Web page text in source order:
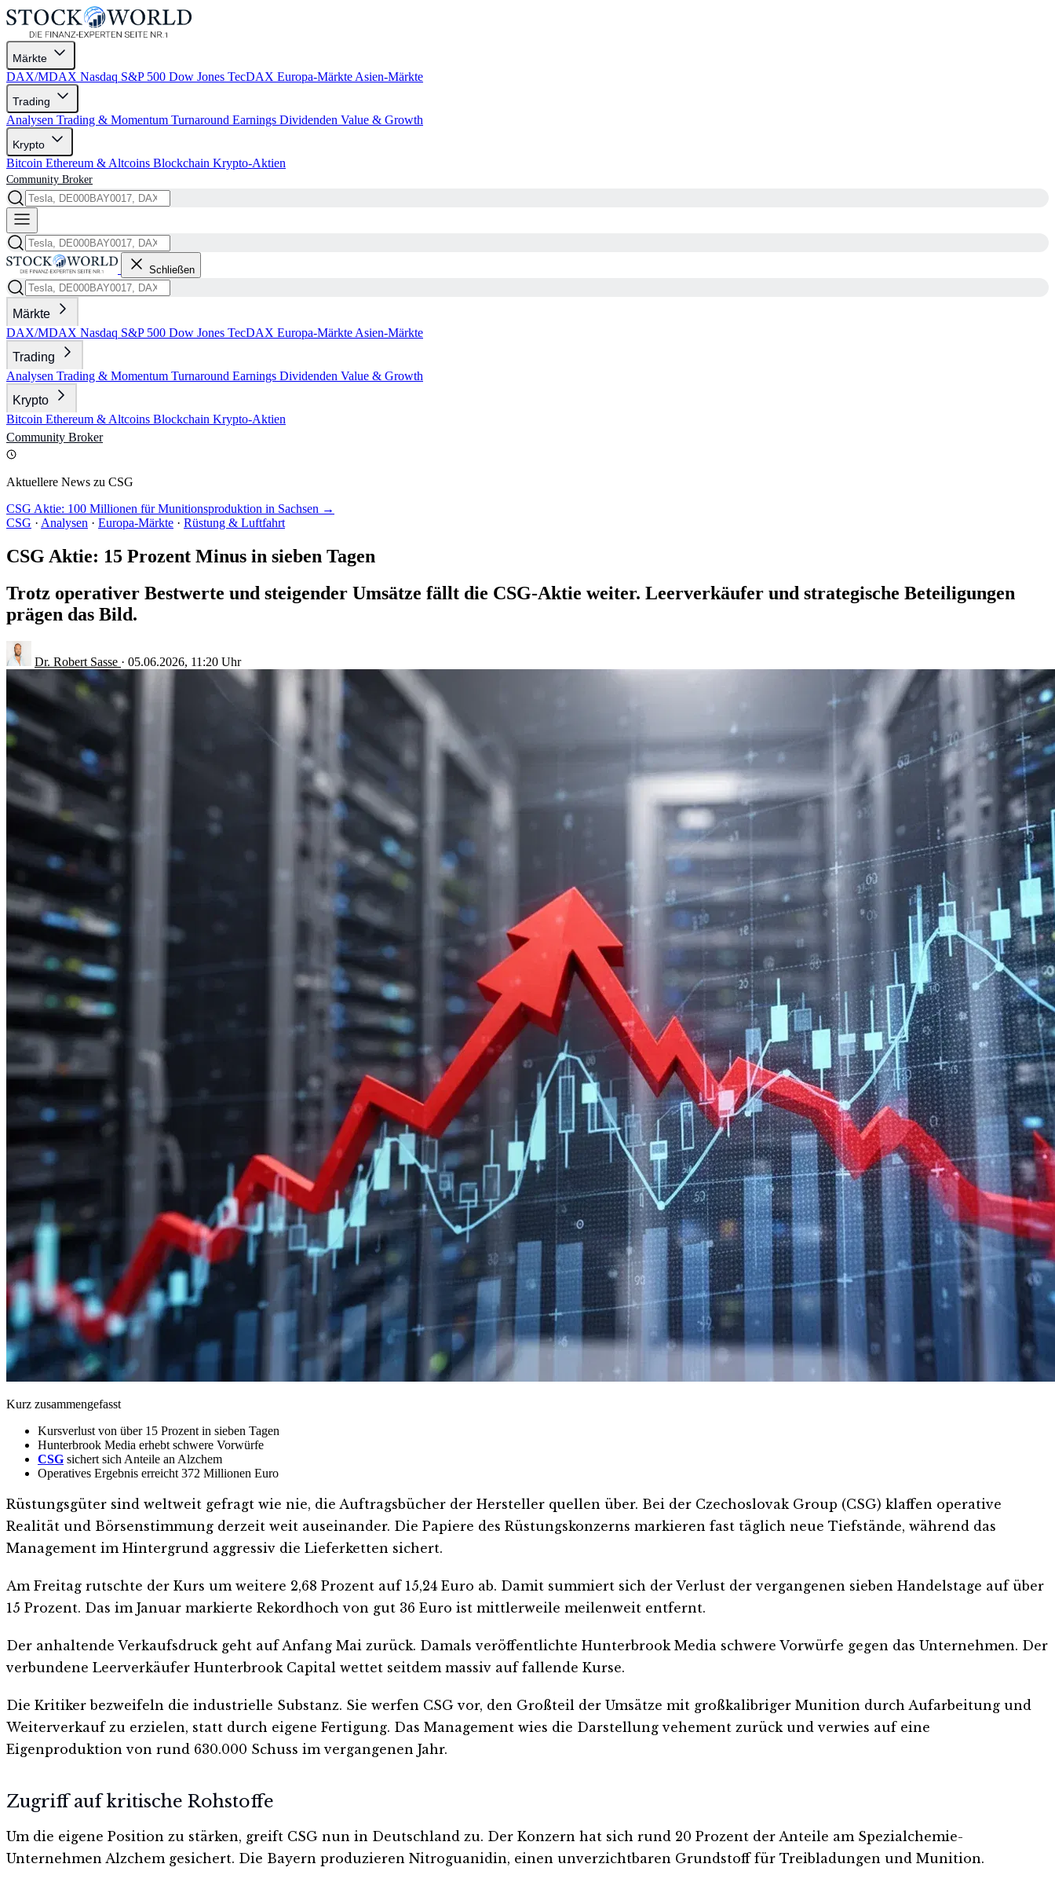
Märkte
DAX/MDAX Nasdaq S&P 500 Dow Jones TecDAX Europa-Märkte Asien-Märkte
Trading
Analysen Trading & Momentum Turnaround Earnings Dividenden Value & Growth
Krypto
Bitcoin Ethereum & Altcoins Blockchain Krypto-Aktien
Community Broker
Schließen
Märkte
DAX/MDAX Nasdaq S&P 500 Dow Jones TecDAX Europa-Märkte Asien-Märkte
Trading
Analysen Trading & Momentum Turnaround Earnings Dividenden Value & Growth
Krypto
Bitcoin Ethereum & Altcoins Blockchain Krypto-Aktien
Community Broker
Aktuellere News zu CSG
CSG Aktie: 100 Millionen für Munitionsproduktion in Sachsen →
CSG · Analysen · Europa-Märkte · Rüstung & Luftfahrt
CSG Aktie: 15 Prozent Minus in sieben Tagen
Trotz operativer Bestwerte und steigender Umsätze fällt die CSG-Aktie weiter. Leerverkäufer und strategische Beteiligungen
prägen das Bild.
Dr. Robert Sasse · 05.06.2026, 11:20 Uhr
Kurz zusammengefasst
Kursverlust von über 15 Prozent in sieben Tagen
Hunterbrook Media erhebt schwere Vorwürfe
CSG sichert sich Anteile an Alzchem
Operatives Ergebnis erreicht 372 Millionen Euro
Rüstungsgüter sind weltweit gefragt wie nie, die Auftragsbücher der Hersteller quellen über. Bei der Czechoslovak Group (CSG) klaffen operative
Realität und Börsenstimmung derzeit weit auseinander. Die Papiere des Rüstungskonzerns markieren fast täglich neue Tiefstände, während das
Management im Hintergrund aggressiv die Lieferketten sichert.
Am Freitag rutschte der Kurs um weitere 2,68 Prozent auf 15,24 Euro ab. Damit summiert sich der Verlust der vergangenen sieben Handelstage auf über
15 Prozent. Das im Januar markierte Rekordhoch von gut 36 Euro ist mittlerweile meilenweit entfernt.
Der anhaltende Verkaufsdruck geht auf Anfang Mai zurück. Damals veröffentlichte Hunterbrook Media schwere Vorwürfe gegen das Unternehmen. Der
verbundene Leerverkäufer Hunterbrook Capital wettet seitdem massiv auf fallende Kurse.
Die Kritiker bezweifeln die industrielle Substanz. Sie werfen CSG vor, den Großteil der Umsätze mit großkalibriger Munition durch Aufarbeitung und
Weiterverkauf zu erzielen, statt durch eigene Fertigung. Das Management wies die Darstellung vehement zurück und verwies auf eine
Eigenproduktion von rund 630.000 Schuss im vergangenen Jahr.
Zugriff auf kritische Rohstoffe
Um die eigene Position zu stärken, greift CSG nun in Deutschland zu. Der Konzern hat sich rund 20 Prozent der Anteile am Spezialchemie-
Unternehmen Alzchem gesichert. Die Bayern produzieren Nitroguanidin, einen unverzichtbaren Grundstoff für Treibladungen und Munition.